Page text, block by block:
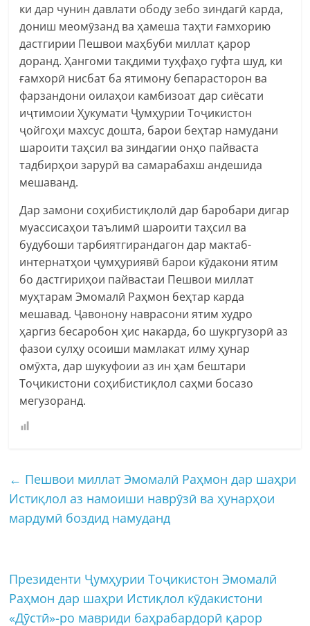
ки дар чунин давлати ободу зебо зиндагӣ карда,
дониш меомӯзанд ва ҳамеша таҳти ғамхорию
дастгирии Пешвои маҳбуби миллат қарор
доранд. Ҳангоми тақдими туҳфаҳо гуфта шуд, ки
ғамхорӣ нисбат ба ятимону бепарасторон ва
фарзандони оилаҳои камбизоат дар сиёсати
иҷтимоии Ҳукумати Ҷумҳурии Тоҷикистон
ҷойгоҳи махсус дошта, барои беҳтар намудани
шароити таҳсил ва зиндагии онҳо пайваста
тадбирҳои зарурӣ ва самарабахш андешида
мешаванд.
Дар замони соҳибистиқлолӣ дар баробари дигар
муассисаҳои таълимӣ шароити таҳсил ва
будубоши тарбиятгирандагон дар мактаб-
интернатҳои ҷумҳуриявӣ барои кӯдакони ятим
бо дастгириҳои пайвастаи Пешвои миллат
муҳтарам Эмомалӣ Раҳмон беҳтар карда
мешавад. Ҷавонону наврасони ятим худро
ҳаргиз бесаробон ҳис накарда, бо шукргузорӣ аз
фазои сулҳу осоиши мамлакат илму ҳунар
омӯхта, дар шукуфоии аз ин ҳам бештари
Тоҷикистони соҳибистиқлол саҳми босазо
мегузоранд.
← Пешвои миллат Эмомалӣ Раҳмон дар шаҳри
Истиқлол аз намоиши наврӯзӣ ва ҳунарҳои
мардумӣ боздид намуданд
Президенти Ҷумҳурии Тоҷикистон Эмомалӣ
Раҳмон дар шаҳри Истиқлол кӯдакистони
«Дӯстӣ»-ро мавриди баҳрабардорӣ қарор